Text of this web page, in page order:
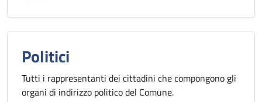
Politici
Tutti i rappresentanti dei cittadini che compongono gli
organi di indirizzo politico del Comune.